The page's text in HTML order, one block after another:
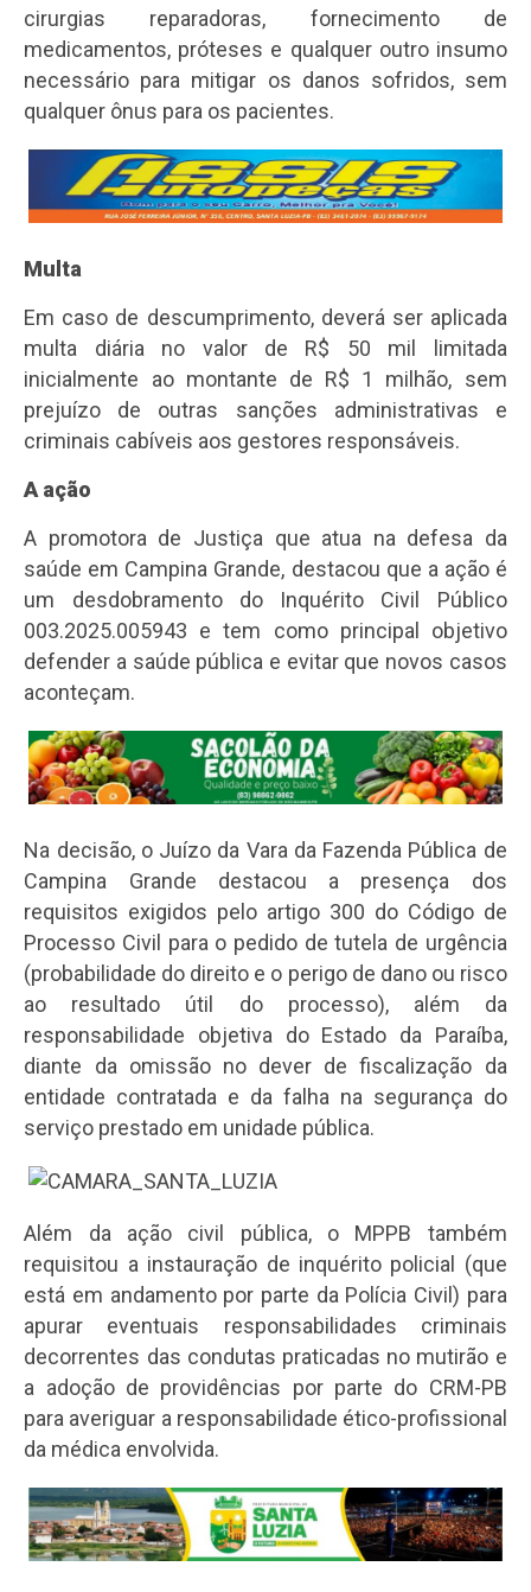
cirurgias reparadoras, fornecimento de
medicamentos, próteses e qualquer outro insumo
necessário para mitigar os danos sofridos, sem
qualquer ônus para os pacientes.
Multa
Em caso de descumprimento, deverá ser aplicada
multa diária no valor de R$ 50 mil limitada
inicialmente ao montante de R$ 1 milhão, sem
prejuízo de outras sanções administrativas e
criminais cabíveis aos gestores responsáveis.
A ação
A promotora de Justiça que atua na defesa da
saúde em Campina Grande, destacou que a ação é
um desdobramento do Inquérito Civil Público
003.2025.005943 e tem como principal objetivo
defender a saúde pública e evitar que novos casos
aconteçam.
Na decisão, o Juízo da Vara da Fazenda Pública de
Campina Grande destacou a presença dos
requisitos exigidos pelo artigo 300 do Código de
Processo Civil para o pedido de tutela de urgência
(probabilidade do direito e o perigo de dano ou risco
ao resultado útil do processo), além da
responsabilidade objetiva do Estado da Paraíba,
diante da omissão no dever de fiscalização da
entidade contratada e da falha na segurança do
serviço prestado em unidade pública.
Além da ação civil pública, o MPPB também
requisitou a instauração de inquérito policial (que
está em andamento por parte da Polícia Civil) para
apurar eventuais responsabilidades criminais
decorrentes das condutas praticadas no mutirão e
a adoção de providências por parte do CRM-PB
para averiguar a responsabilidade ético-profissional
da médica envolvida.